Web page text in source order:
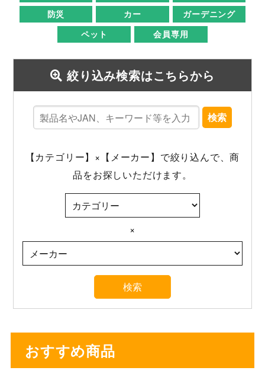
防災
カー
ガーデニング
ペット
会員専用
絞り込み検索はこちらから
検索
【カテゴリー】×【メーカー】で絞り込んで、商
品をお探しいただけます。
×
おすすめ商品